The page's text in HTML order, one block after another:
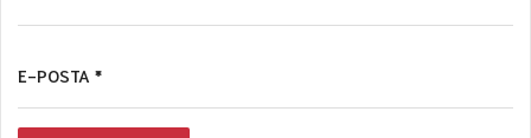
E-POSTA *